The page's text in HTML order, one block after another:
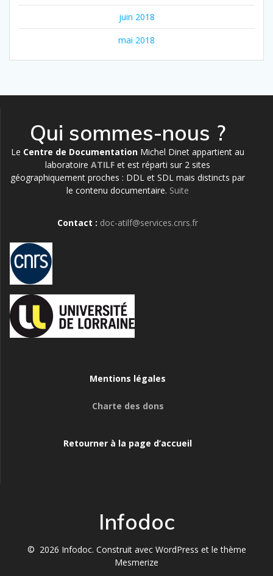
juin 2018
mai 2018
Qui sommes-nous ?
Le Centre de Documentation Michel Dinet appartient au
laboratoire ATILF et est réparti sur 2 sites
géographiquement proches : DDL et SDL mais distincts par
le contenu documentaire. Suite
Contact : doc-atilf@services.cnrs.fr
Mentions légales
Charte des dons
Retourner à la page d’accueil
Infodoc
© 2026 Infodoc. Construit avec WordPress et lethème
Mesmerize